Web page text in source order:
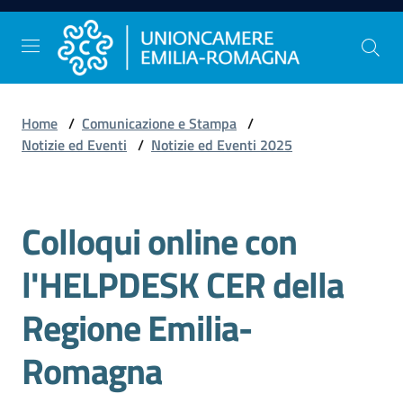
Vai al contenuto
Vai alla navigazione
Vai al footer
Comunicazione
Studi
e
Statistica
Orientamento
Home / Comunicazione e Stampa /
Notizie ed Eventi / Notizie ed Eventi 2025
Salta al contenuto
Colloqui online con
l'HELPDESK CER della
Regione Emilia-
Romagna